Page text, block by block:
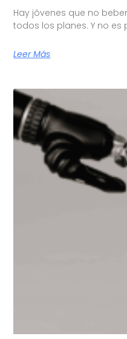
Hay jóvenes que no
todos los planes. Y no es
Leer Más